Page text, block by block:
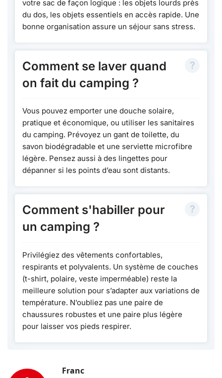
votre sac de façon logique : les objets lourds près
du dos, les objets essentiels en accès rapide. Une
bonne organisation assure un séjour sans stress.
Comment se laver quand
on fait du camping ?
Vous pouvez emporter une douche solaire,
pratique et économique, ou utiliser les sanitaires
du camping. Prévoyez un gant de toilette, du
savon biodégradable et une serviette microfibre
légère. Pensez aussi à des lingettes pour
dépanner si les points d’eau sont distants.
Comment s'habiller pour
un camping ?
Privilégiez des vêtements confortables,
respirants et polyvalents. Un système de couches
(t-shirt, polaire, veste imperméable) reste la
meilleure solution pour s’adapter aux variations de
température. N’oubliez pas une paire de
chaussures robustes et une paire plus légère
pour laisser vos pieds respirer.
Franc